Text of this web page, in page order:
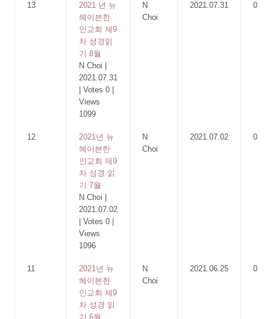
13
2021 년 뉴
헤이븐한
인교회 제9
차 성경읽
기 8월
N Choi
2021.07.31
Votes 0
Views
1099
N
Choi
2021.07.31 0
12
2021년 뉴
헤이븐한
인교회 제9
차 성경 읽
기 7월
N Choi
2021.07.02
Votes 0
Views
1096
N
Choi
2021.07.02 0
11
2021년 뉴
헤이븐한
인교회 제9
차 성경 읽
기 6월
N
Choi
2021.06.25 0